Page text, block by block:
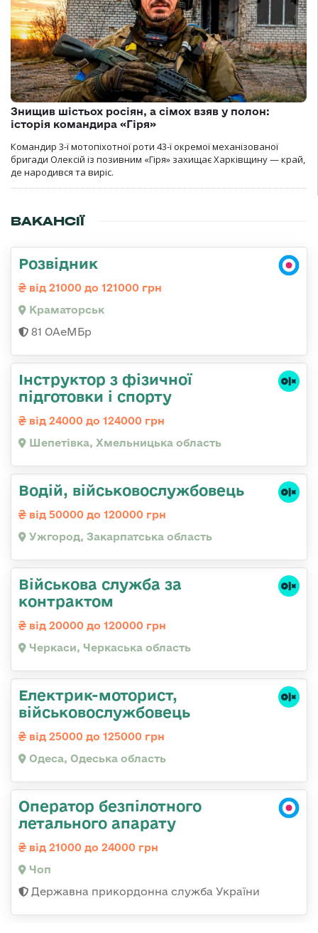
Знищив шістьох росіян, а сімох взяв у полон:
історія командира «Гіря»
Командир 3-ї мотопіхотної роти 43-ї окремої механізованої
бригади Олексій із позивним «Гіря» захищає Харківщину — край,
де народився та виріс.
ВАКАНСІЇ
Розвідник
від 21000 до 121000 грн
Краматорськ
81 ОАеМБр
Інструктор з фізичної
підготовки і спорту
від 24000 до 124000 грн
Шепетівка, Хмельницька область
Водій, військовослужбовець
від 50000 до 120000 грн
Ужгород, Закарпатська область
Військова служба за
контрактом
від 20000 до 120000 грн
Черкаси, Черкаська область
Електрик-моторист,
військовослужбовець
від 25000 до 125000 грн
Одеса, Одеська область
Оператор безпілотного
летального апарату
від 21000 до 24000 грн
Чоп
Державна прикордонна служба України